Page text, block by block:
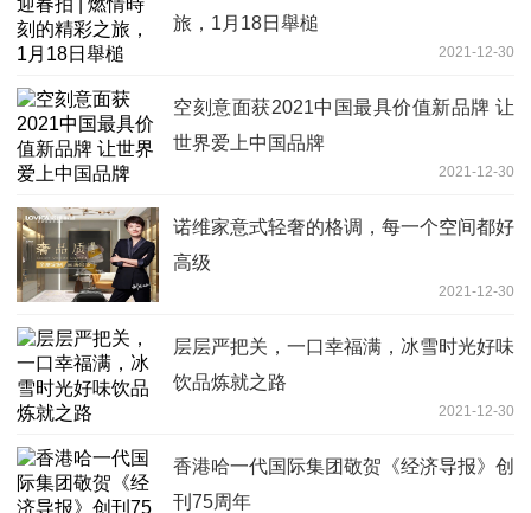
旅，1月18日舉槌
2021-12-30
空刻意面获2021中国最具价值新品牌 让
世界爱上中国品牌
2021-12-30
诺维家意式轻奢的格调，每一个空间都好
高级
2021-12-30
层层严把关，一口幸福满，冰雪时光好味
饮品炼就之路
2021-12-30
香港哈一代国际集团敬贺《经济导报》创
刊75周年